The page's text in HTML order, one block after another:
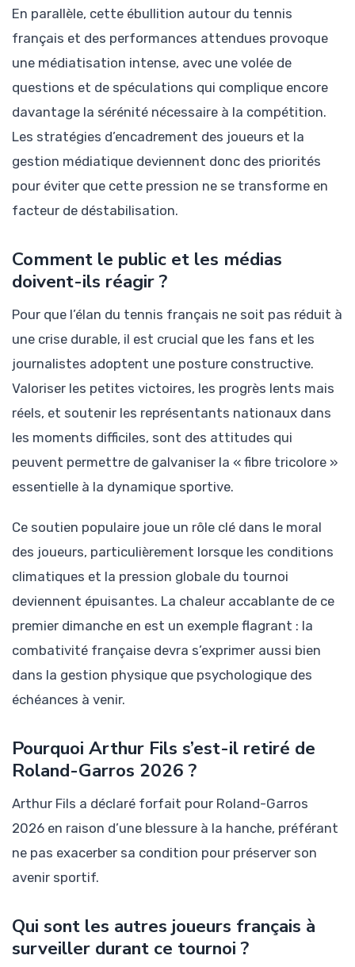
En parallèle, cette ébullition autour du tennis
français et des performances attendues provoque
une médiatisation intense, avec une volée de
questions et de spéculations qui complique encore
davantage la sérénité nécessaire à la compétition.
Les stratégies d’encadrement des joueurs et la
gestion médiatique deviennent donc des priorités
pour éviter que cette pression ne se transforme en
facteur de déstabilisation.
Comment le public et les médias
doivent-ils réagir ?
Pour que l’élan du tennis français ne soit pas réduit à
une crise durable, il est crucial que les fans et les
journalistes adoptent une posture constructive.
Valoriser les petites victoires, les progrès lents mais
réels, et soutenir les représentants nationaux dans
les moments difficiles, sont des attitudes qui
peuvent permettre de galvaniser la « fibre tricolore »
essentielle à la dynamique sportive.
Ce soutien populaire joue un rôle clé dans le moral
des joueurs, particulièrement lorsque les conditions
climatiques et la pression globale du tournoi
deviennent épuisantes. La chaleur accablante de ce
premier dimanche en est un exemple flagrant : la
combativité française devra s’exprimer aussi bien
dans la gestion physique que psychologique des
échéances à venir.
Pourquoi Arthur Fils s’est-il retiré de
Roland-Garros 2026 ?
Arthur Fils a déclaré forfait pour Roland-Garros
2026 en raison d’une blessure à la hanche, préférant
ne pas exacerber sa condition pour préserver son
avenir sportif.
Qui sont les autres joueurs français à
surveiller durant ce tournoi ?